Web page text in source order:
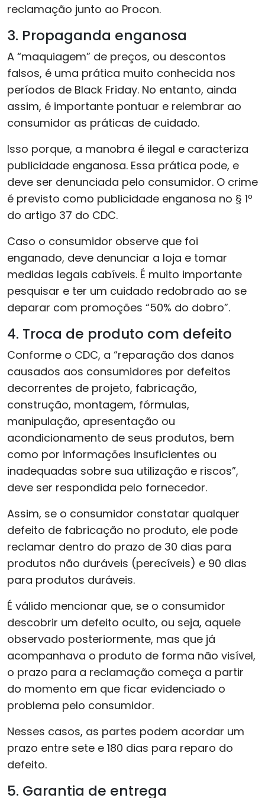
reclamação junto ao Procon.
3. Propaganda enganosa
A “maquiagem” de preços, ou descontos
falsos, é uma prática muito conhecida nos
períodos de Black Friday. No entanto, ainda
assim, é importante pontuar e relembrar ao
consumidor as práticas de cuidado.
Isso porque, a manobra é ilegal e caracteriza
publicidade enganosa. Essa prática pode, e
deve ser denunciada pelo consumidor. O crime
é previsto como publicidade enganosa no § 1º
do artigo 37 do CDC.
Caso o consumidor observe que foi
enganado, deve denunciar a loja e tomar
medidas legais cabíveis. É muito importante
pesquisar e ter um cuidado redobrado ao se
deparar com promoções “50% do dobro”.
4. Troca de produto com defeito
Conforme o CDC, a “reparação dos danos
causados aos consumidores por defeitos
decorrentes de projeto, fabricação,
construção, montagem, fórmulas,
manipulação, apresentação ou
acondicionamento de seus produtos, bem
como por informações insuficientes ou
inadequadas sobre sua utilização e riscos”,
deve ser respondida pelo fornecedor.
Assim, se o consumidor constatar qualquer
defeito de fabricação no produto, ele pode
reclamar dentro do prazo de 30 dias para
produtos não duráveis (perecíveis) e 90 dias
para produtos duráveis.
É válido mencionar que, se o consumidor
descobrir um defeito oculto, ou seja, aquele
observado posteriormente, mas que já
acompanhava o produto de forma não visível,
o prazo para a reclamação começa a partir
do momento em que ficar evidenciado o
problema pelo consumidor.
Nesses casos, as partes podem acordar um
prazo entre sete e 180 dias para reparo do
defeito.
5. Garantia de entrega